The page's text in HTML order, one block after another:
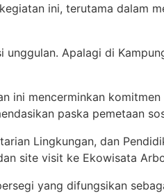
ini, terutama dalam
Apalagi di
ini mencerminkan
paska pemetaan
Lingkungan, dan
site visit ke Ekowisata
yang difungsikan